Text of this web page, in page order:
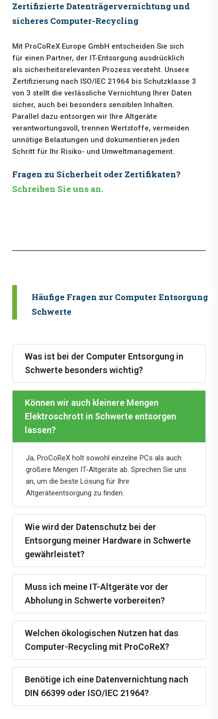
Zertifizierte Datenträgervernichtung und
sicheres Computer-Recycling
Mit ProCoReX Europe GmbH entscheiden Sie sich
für einen Partner, der IT-Entsorgung ausdrücklich
als sicherheitsrelevanten Prozess versteht. Unsere
Zertifizierung nach ISO/IEC 21964 bis Schutzklasse 3
von 3 stellt die verlässliche Vernichtung Ihrer Daten
sicher, auch bei besonders sensiblen Inhalten.
Parallel dazu entsorgen wir Ihre Altgeräte
verantwortungsvoll, trennen Wertstoffe, vermeiden
unnötige Belastungen und dokumentieren jeden
Schritt für Ihr Risiko- und Umweltmanagement.
Fragen zu Sicherheit oder Zertifikaten?
Schreiben Sie uns an.
Häufige Fragen zur Computer Entsorgung
Schwerte
Was ist bei der Computer Entsorgung in
Schwerte besonders wichtig?
Können wir auch kleinere Mengen
Elektroschrott in Schwerte entsorgen
lassen?
Ja, ProCoReX holt sowohl einzelne PCs als auch
größere Mengen IT-Altgeräte ab. Sprechen Sie uns
an, um die beste Lösung für Ihre
Altgeräteentsorgung zu finden.
Wie wird der Datenschutz bei der
Entsorgung meiner Hardware in Schwerte
gewährleistet?
Muss ich meine IT-Altgeräte vor der
Abholung in Schwerte vorbereiten?
Welchen ökologischen Nutzen hat das
Computer-Recycling mit ProCoReX?
Benötige ich eine Datenvernichtung nach
DIN 66399 oder ISO/IEC 21964?